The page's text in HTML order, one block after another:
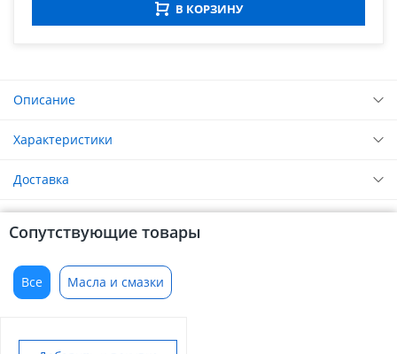
В КОРЗИНУ
Описание
Характеристики
Доставка
Сопутствующие товары
Все Масла и смазки